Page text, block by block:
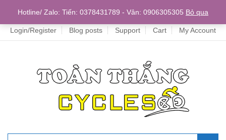
Home
Login/Register Blog posts Support Cart My Account
Hotline/ Zalo: Tiến: 0378431789 - Vân: 0906305305 Bỏ qua